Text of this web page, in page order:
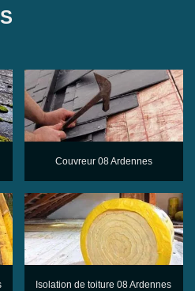
Couvreur 08 Ardennes
Isolation de toiture 08 Ardennes